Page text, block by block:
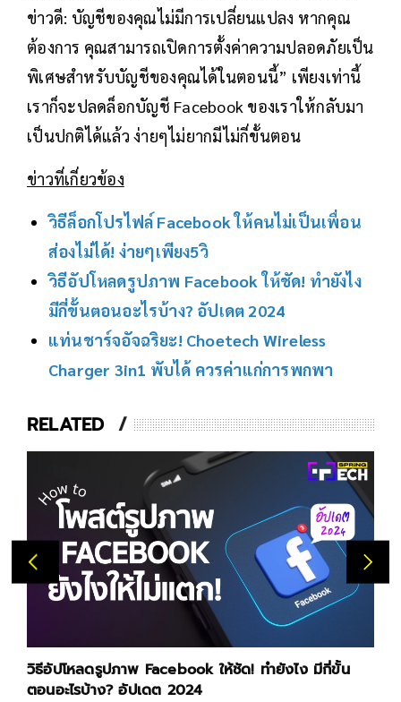
ข่าวดี: บัญชีของคุณไม่มีการเปลี่ยนแปลง หากคุณ
ต้องการ คุณสามารถเปิดการตั้งค่าความปลอดภัยเป็น
พิเศษสำหรับบัญชีของคุณได้ในตอนนี้” เพียงเท่านี้
เราก็จะปลดล็อกบัญชี Facebook ของเราให้กลับมา
เป็นปกติได้แล้ว ง่ายๆไม่ยากมีไม่กี่ขั้นตอน
ข่าวที่เกี่ยวข้อง
วิธีล็อกโปรไฟล์ Facebook ให้คนไม่เป็นเพื่อน
ส่องไม่ได้! ง่ายๆเพียง5วิ
วิธีอัปโหลดรูปภาพ Facebook ให้ชัด! ทำยังไง
มีกี่ขั้นตอนอะไรบ้าง? อัปเดต 2024
แท่นชาร์จอัจฉริยะ! Choetech Wireless
Charger 3in1 พับได้ ควรค่าแก่การพกพา
RELATED
วิธีอัปโหลดรูปภาพ Facebook ให้ชัด! ทำยังไง มีกี่ขั้น
ตอนอะไรบ้าง? อัปเดต 2024